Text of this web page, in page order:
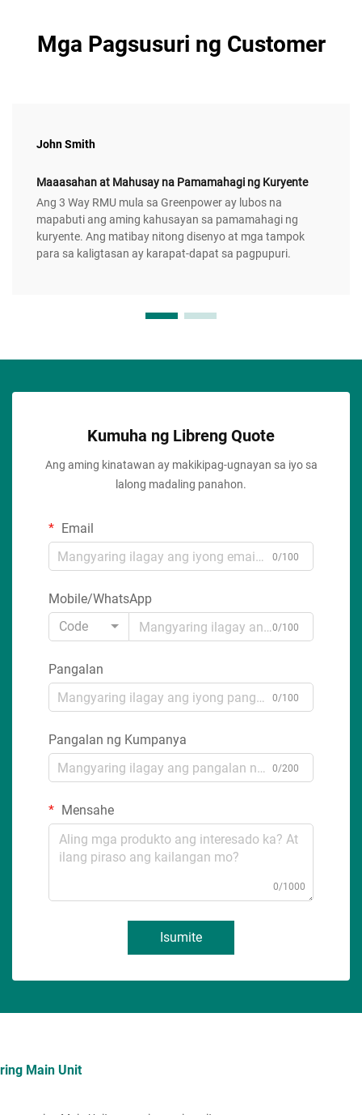
Mga Pagsusuri ng Customer
John Smith
Maaasahan at Mahusay na Pamamahagi ng Kuryente
Ang 3 Way RMU mula sa Greenpower ay lubos na
mapabuti ang aming kahusayan sa pamamahagi ng
kuryente. Ang matibay nitong disenyo at mga tampok
para sa kaligtasan ay karapat-dapat sa pagpupuri.
Kumuha ng Libreng Quote
Ang aming kinatawan ay makikipag-ugnayan sa iyo sa
lalong madaling panahon.
Email
0/100
Mobile/WhatsApp
Code
0/100
Pangalan
0/100
Pangalan ng Kumpanya
0/200
Mensahe
0/1000
Isumite
ring Main Unit